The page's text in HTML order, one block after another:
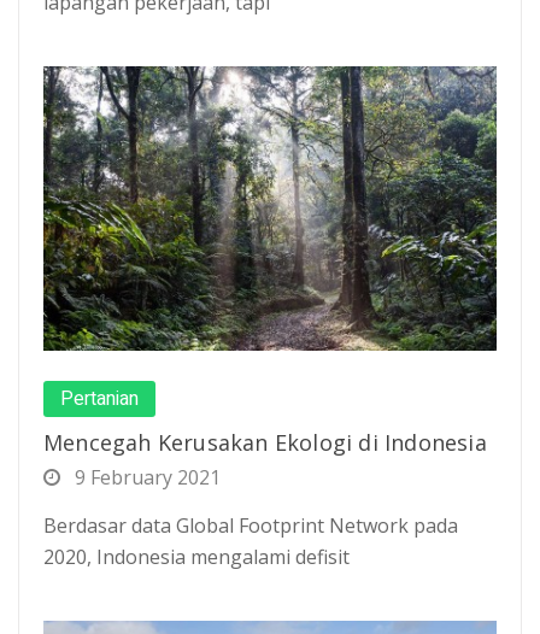
Pertanian
Mencegah Kerusakan Ekologi di Indonesia
9 February 2021
Berdasar data Global Footprint Network pada
2020, Indonesia mengalami defisit